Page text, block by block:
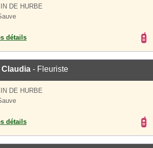
DE HURBE
détails
Claudia - Fleuriste
DE HURBE
détails